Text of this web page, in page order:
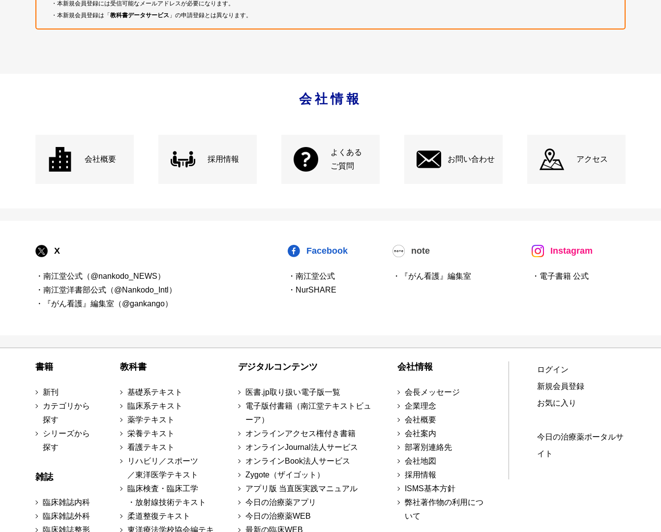
・本新規会員登録には受信可能なメールアドレスが必要になります。
・本新規会員登録は「教科書データサービス 」の申請登録とは異なります。
会社情報
会社概要 採用情報
よくある
ご質問
お問い合わせ アクセス
X
・南江堂公式（@nankodo_NEWS）
・南江堂洋書部公式（@Nankodo_Intl）
・『がん看護』編集室（@gankango）
Facebook
・南江堂公式
・NurSHARE
note
・『がん看護』編集室
Instagram
・電子書籍 公式
書籍
新刊
カテゴリから
探す
シリーズから
探す
雑誌
臨床雑誌内科
臨床雑誌外科
臨床雑誌整形
教科書
基礎系テキスト
臨床系テキスト
薬学テキスト
栄養テキスト
看護テキスト
リハビリ／スポーツ
／東洋医学テキスト
臨床検査・臨床工学
・放射線技術テキスト
柔道整復テキスト
東洋療法学校協会編テキ
デジタルコンテンツ
医書.jp取り扱い電子版一覧
電子版付書籍（南江堂テキストビュ
ーア）
オンラインアクセス権付き書籍
オンラインJournal法人サービス
オンラインBook法人サービス
Zygote（ザイゴット）
アプリ版 当直医実践マニュアル
今日の治療薬アプリ
今日の治療薬WEB
最新の臨床WEB
会社情報
会長メッセージ
企業理念
会社概要
会社案内
部署別連絡先
会社地図
採用情報
ISMS基本方針
弊社著作物の利用につ
いて
ログイン
新規会員登録
お気に入り
今日の治療薬ポータルサ
イト